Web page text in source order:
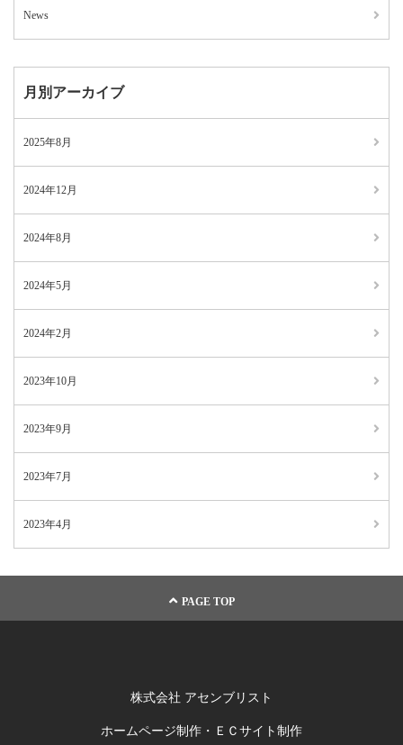
News
月別アーカイブ
2025年8月
2024年12月
2024年8月
2024年5月
2024年2月
2023年10月
2023年9月
2023年7月
2023年4月
PAGE TOP
株式会社 アセンブリスト
ホームページ制作・ＥＣサイト制作